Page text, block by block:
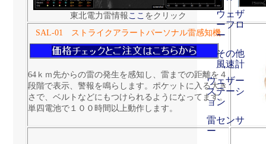
東北電力雷情報 ここ をクリック
SAL-01 ストライクアラートパーソナル雷感知機
64ｋｍ先からの雷の発生を感知し、雷までの距離を４
段階で表示、警報を鳴らします。ポケットに入る大き
さで、ベルトなどにもつけられるようになってます。
単四電池で１００時間以上動作します。
ウェザ
ーフロ
ー
その他
風速計
ウェザー
ステーシ
ョン
雷センサ
ー